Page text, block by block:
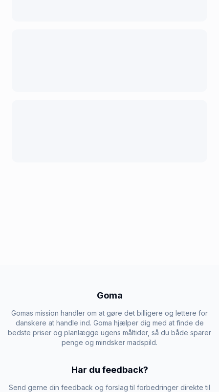
Goma
Gomas mission handler om at gøre det billigere og lettere for
danskere at handle ind. Goma hjælper dig med at finde de
bedste priser og planlægge ugens måltider, så du både sparer
penge og mindsker madspild.
Har du feedback?
Send gerne din feedback og forslag til forbedringer direkte til